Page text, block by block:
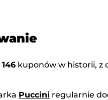
146 kuponów w historii, z
Puccini regularnie